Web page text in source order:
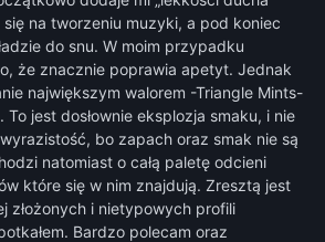
na tworzeniu muzyki, a pod koniec
do snu. W moim przypadku
że znacznie poprawia apetyt. Jednak
największym walorem -Triangle Mints-
jest dosłownie eksplozja smaku, i nie
bo zapach oraz smak nie są
natomiast o całą paletę odcieni
które się w nim znajdują. Zresztą jest
złożonych i nietypowych profili
Bardzo polecam oraz